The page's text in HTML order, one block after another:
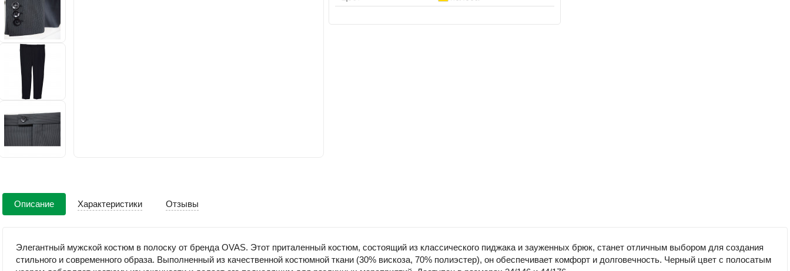
Описание Характеристики Отзывы
Элегантный мужской костюм в полоску от бренда OVAS. Этот приталенный костюм, состоящий из классического пиджака и зауженных брюк, станет отличным выбором для создания
стильного и современного образа. Выполненный из качественной костюмной ткани (30% вискоза, 70% полиэстер), он обеспечивает комфорт и долговечность. Черный цвет с полосатым